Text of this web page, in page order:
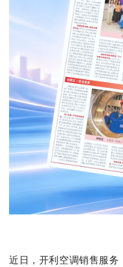
近日，开利空调销售服